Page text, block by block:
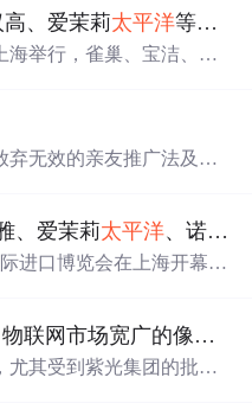
、爱茉莉太平洋等消费品巨头亮相第八届进博会 |
海举行，雀巢、宝洁、欧
的深度布局与长期承
弃无效的亲友推广法及盲
群体。
、爱茉莉太平洋、诺华、西门子医疗、拜耳、江森自控、霍尼韦尔、3M等全球知名企业连续第七次亮相进博会...
进口博览会在上海开幕，
企业均展示了自身在不同
瓴盛和展讯不是“仇家”，物联网市场宽广的像
太平
尤其受到紫光集团的批